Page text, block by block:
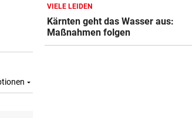
VIELE LEIDEN
Kärnten geht das Wasser aus:
Maßnahmen folgen